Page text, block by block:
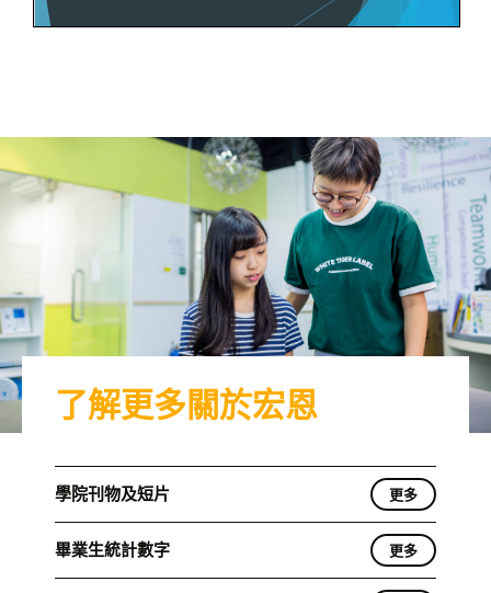
了解更多關於宏恩
學院刊物及短片 更多
畢業生統計數字 更多